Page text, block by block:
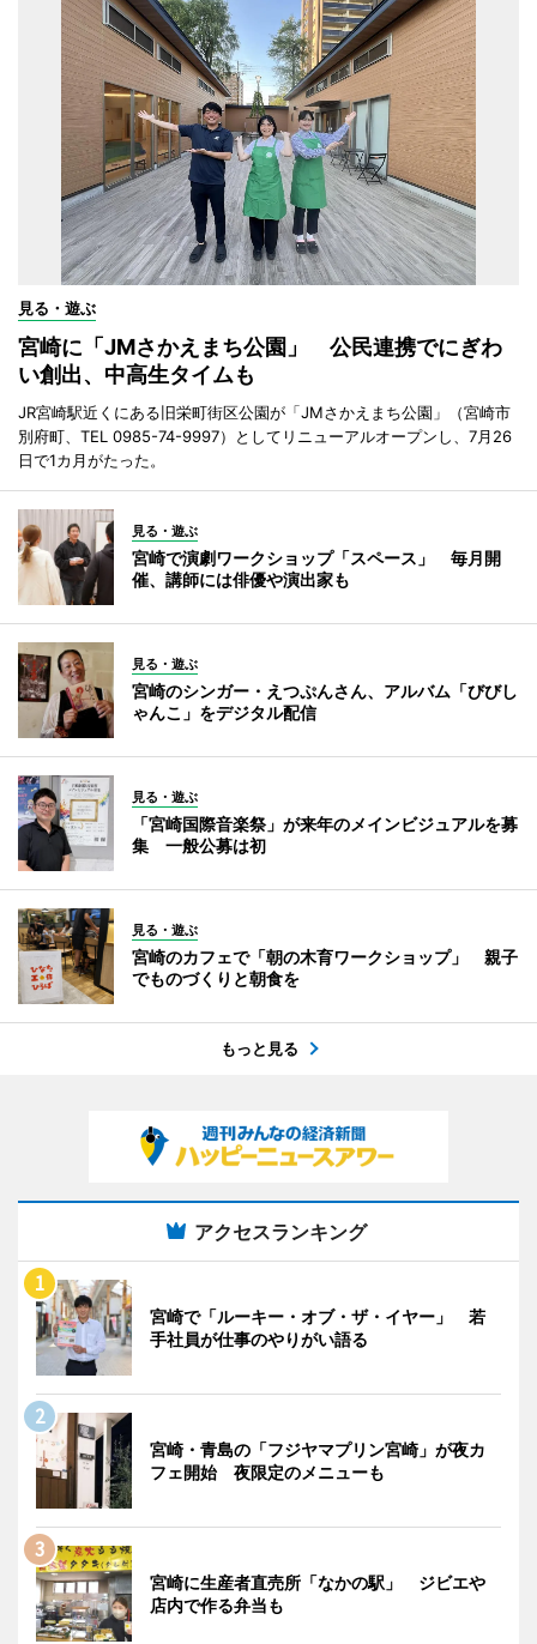
見る・遊ぶ
宮崎に「JMさかえまち公園」 公民連携でにぎわ
い創出、中高生タイムも
JR宮崎駅近くにある旧栄町街区公園が「JMさかえまち公園」（宮崎市
別府町、TEL 0985-74-9997）としてリニューアルオープンし、7月26
日で1カ月がたった。
見る・遊ぶ
宮崎で演劇ワークショップ「スペース」 毎月開
催、講師には俳優や演出家も
見る・遊ぶ
宮崎のシンガー・えつぷんさん、アルバム「びびし
ゃんこ」をデジタル配信
見る・遊ぶ
「宮崎国際音楽祭」が来年のメインビジュアルを募
集 一般公募は初
見る・遊ぶ
宮崎のカフェで「朝の木育ワークショップ」 親子
でものづくりと朝食を
もっと見る
アクセスランキング
宮崎で「ルーキー・オブ・ザ・イヤー」 若
手社員が仕事のやりがい語る
宮崎・青島の「フジヤマプリン宮崎」が夜カ
フェ開始 夜限定のメニューも
宮崎に生産者直売所「なかの駅」 ジビエや
店内で作る弁当も